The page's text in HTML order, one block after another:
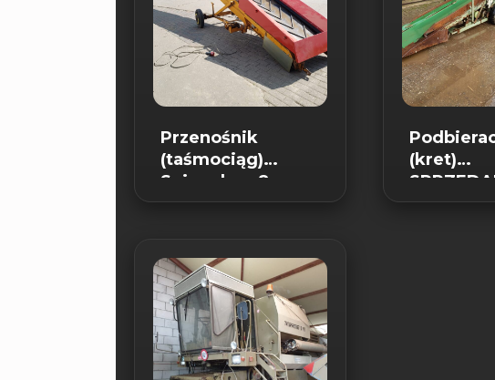
Przenośnik
(taśmociąg)
Spinnekop 8 m
SPRZEDANY
(kret)